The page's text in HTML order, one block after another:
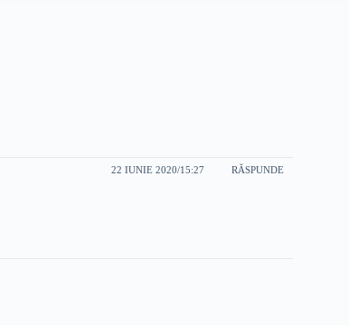
22 IUNIE 2020/15:27 RĂSPUNDE